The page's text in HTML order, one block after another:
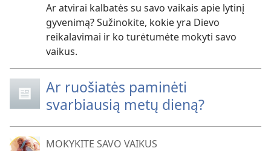
Ar atvirai kalbatės su savo vaikais apie lytinį
gyvenimą? Sužinokite, kokie yra Dievo
reikalavimai ir ko turėtumėte mokyti savo
vaikus.
Ar ruošiatės paminėti
svarbiausią metų dieną?
MOKYKITE SAVO VAIKUS